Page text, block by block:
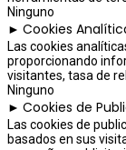
Ninguno
► Cookies
Las cookies
proporcionando
visitantes, tasa de
Ninguno
► Cookies de
Las cookies de
basados en sus